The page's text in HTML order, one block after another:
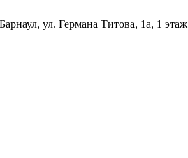
ул. Германа Титова, 1а, 1 этаж